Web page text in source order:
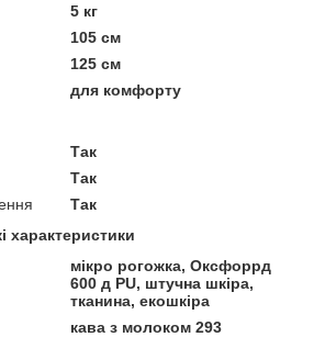
5 кг
105 см
125 см
для комфорту
Так
Так
Так
характеристики
мікро рогожка, Оксфоррд
600 д PU, штучна шкіра,
тканина, екошкіра
кава з молоком 293